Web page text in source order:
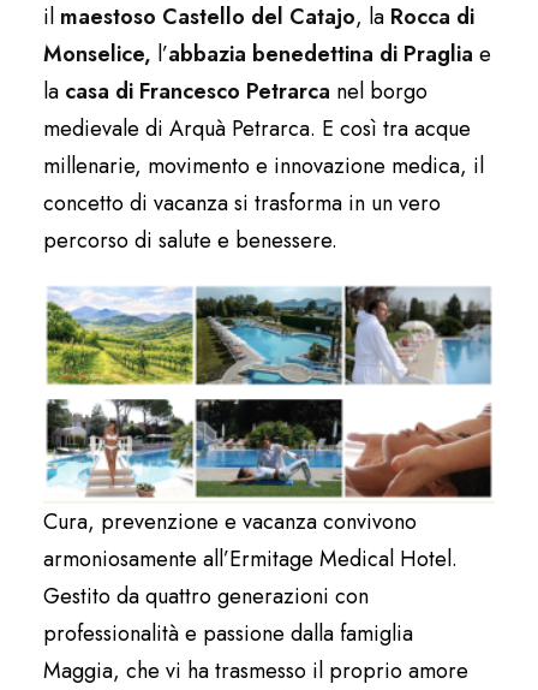
il maestoso Castello del Catajo, la Rocca di
Monselice, l’abbazia benedettina di Praglia e
la casa di Francesco Petrarca nel borgo
medievale di Arquà Petrarca. E così tra acque
millenarie, movimento e innovazione medica, il
concetto di vacanza si trasforma in un vero
percorso di salute e benessere.
Cura, prevenzione e vacanza convivono
armoniosamente all’Ermitage Medical Hotel.
Gestito da quattro generazioni con
professionalità e passione dalla famiglia
Maggia, che vi ha trasmesso il proprio amore